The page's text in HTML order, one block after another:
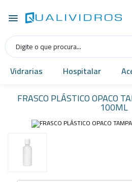
Vidrarias Hospitalar
FRASCO PLÁSTICO OPACO
100ML